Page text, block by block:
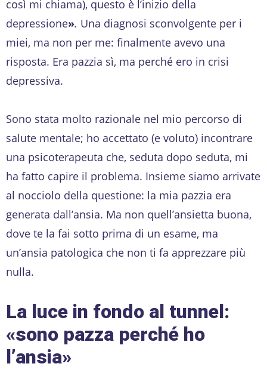
così mi chiama), questo è l’inizio della
depressione». Una diagnosi sconvolgente per i
miei, ma non per me: finalmente avevo una
risposta. Era pazzia sì, ma perché ero in crisi
depressiva.
Sono stata molto razionale nel mio percorso di
salute mentale; ho accettato (e voluto) incontrare
una psicoterapeuta che, seduta dopo seduta, mi
ha fatto capire il problema. Insieme siamo arrivate
al nocciolo della questione: la mia pazzia era
generata dall’ansia. Ma non quell’ansietta buona,
dove te la fai sotto prima di un esame, ma
un’ansia patologica che non ti fa apprezzare più
nulla.
La luce in fondo al tunnel:
«sono pazza perché ho
l’ansia»